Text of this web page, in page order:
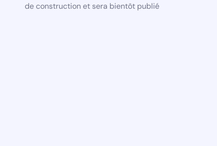
de construction et sera bientôt publié